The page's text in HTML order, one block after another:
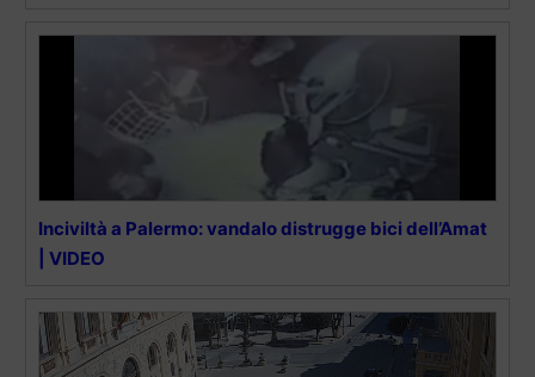
Inciviltà a Palermo: vandalo distrugge bici dell’Amat
| VIDEO